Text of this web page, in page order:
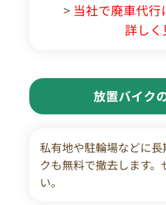
> 当社で廃車代
詳しく
放置バイク
私有地や駐輪場などに
クも無料で撤去します
い。